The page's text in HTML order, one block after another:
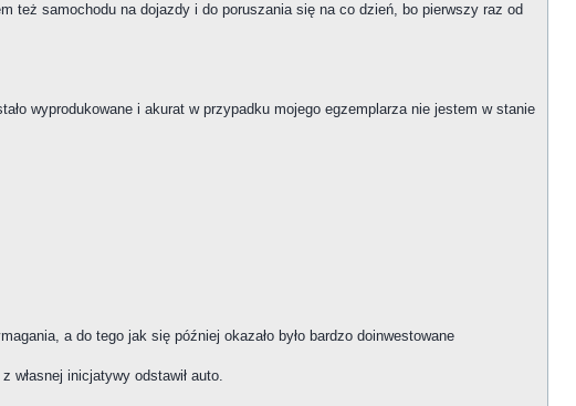
też samochodu na dojazdy i do poruszania się na co dzień, bo pierwszy raz od
wyprodukowane i akurat w przypadku mojego egzemplarza nie jestem w stanie
a do tego jak się później okazało było bardzo doinwestowane
własnej inicjatywy odstawił auto.